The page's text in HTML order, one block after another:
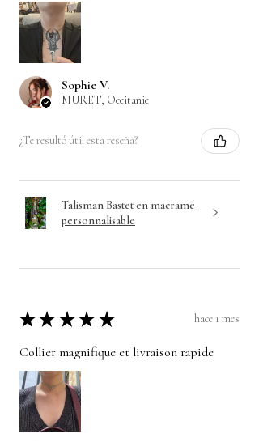
Sophie V.
MURET, Occitanie
¿Te resultó útil esta reseña?
Talisman Bastet en macramé
personnalisable
★ ★ ★ ★ ★ hace 1 mes
Collier magnifique et livraison rapide